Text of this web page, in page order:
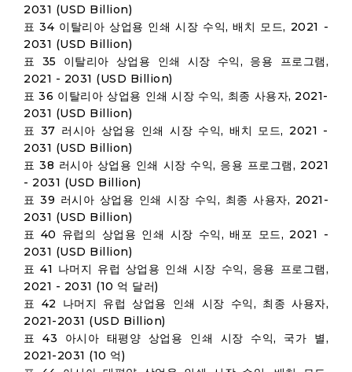
2031 (USD Billion)
표 34 이탈리아 상업용 인쇄 시장 수익, 배치 모드, 2021 -
2031 (USD Billion)
표 35 이탈리아 상업용 인쇄 시장 수익, 응용 프로그램,
2021 - 2031 (USD Billion)
표 36 이탈리아 상업용 인쇄 시장 수익, 최종 사용자, 2021-
2031 (USD Billion)
표 37 러시아 상업용 인쇄 시장 수익, 배치 모드, 2021 -
2031 (USD Billion)
표 38 러시아 상업용 인쇄 시장 수익, 응용 프로그램, 2021
- 2031 (USD Billion)
표 39 러시아 상업용 인쇄 시장 수익, 최종 사용자, 2021-
2031 (USD Billion)
표 40 유럽의 상업용 인쇄 시장 수익, 배포 모드, 2021 -
2031 (USD Billion)
표 41 나머지 유럽 상업용 인쇄 시장 수익, 응용 프로그램,
2021 - 2031 (10 억 달러)
표 42 나머지 유럽 상업용 인쇄 시장 수익, 최종 사용자,
2021-2031 (USD Billion)
표 43 아시아 태평양 상업용 인쇄 시장 수익, 국가 별,
2021-2031 (10 억)